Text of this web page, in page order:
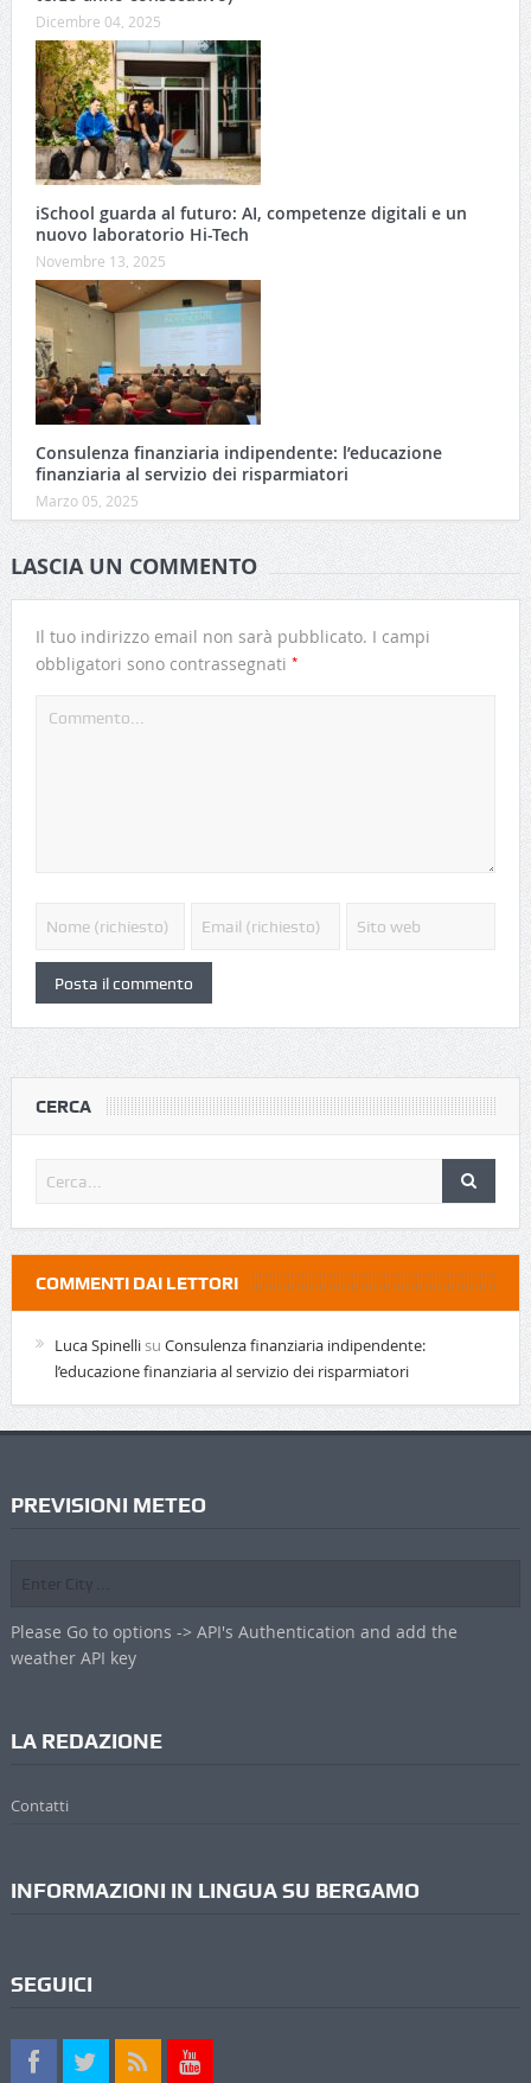
Dicembre 04, 2025
iSchool guarda al futuro: AI, competenze digitali e un
nuovo laboratorio Hi-Tech
Novembre 13, 2025
Consulenza finanziaria indipendente: l’educazione
finanziaria al servizio dei risparmiatori
Marzo 05, 2025
LASCIA UN COMMENTO
Il tuo indirizzo email non sarà pubblicato. I campi
obbligatori sono contrassegnati *
CERCA
COMMENTI DAI LETTORI
Luca Spinellisu Consulenza finanziaria indipendente:
l’educazione finanziaria al servizio dei risparmiatori
PREVISIONI METEO
Please Go to options -> API's Authentication and add the
weather API key
LA REDAZIONE
Contatti
INFORMAZIONI IN LINGUA SU BERGAMO
SEGUICI